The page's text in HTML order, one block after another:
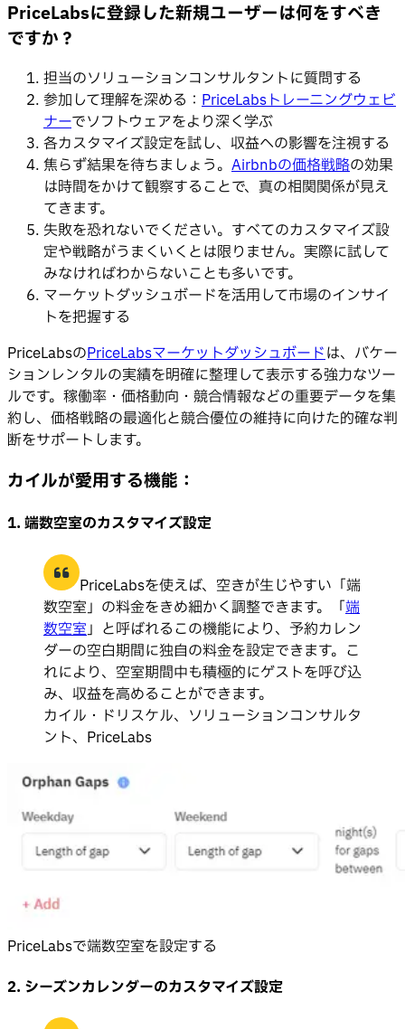
PriceLabsに登録した新規ユーザーは何をすべき
ですか？
担当のソリューションコンサルタントに質問する
参加して理解を深める： PriceLabsトレーニングウェビ
ナーでソフトウェアをより深く学ぶ
各カスタマイズ設定を試し、収益への影響を注視する
焦らず結果を待ちましょう。 Airbnbの価格戦略の効果
は時間をかけて観察することで、真の相関関係が見え
てきます。
失敗を恐れないでください。すべてのカスタマイズ設
定や戦略がうまくいくとは限りません。実際に試して
みなければわからないことも多いです。
マーケットダッシュボードを活用して市場のインサイ
トを把握する
PriceLabsのPriceLabsマーケットダッシュボードは、バケー
ションレンタルの実績を明確に整理して表示する強力なツー
ルです。稼働率・価格動向・競合情報などの重要データを集
約し、価格戦略の最適化と競合優位の維持に向けた的確な判
断をサポートします。
カイルが愛用する機能：
1. 端数空室のカスタマイズ設定
PriceLabsを使えば、空きが生じやすい「端
数空室」の料金をきめ細かく調整できます。「端
数空室」と呼ばれるこの機能により、予約カレン
ダーの空白期間に独自の料金を設定できます。こ
れにより、空室期間中も積極的にゲストを呼び込
み、収益を高めることができます。
カイル・ドリスケル、ソリューションコンサルタ
ント、PriceLabs
PriceLabsで端数空室を設定する
2. シーズンカレンダーのカスタマイズ設定